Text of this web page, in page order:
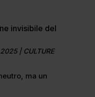
invisibile del
| CULTURE
ma un